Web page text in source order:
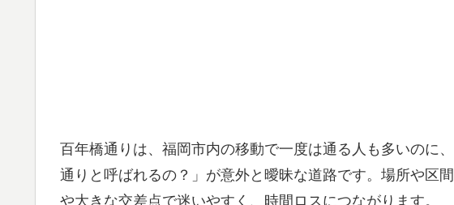
百年橋通りは、福岡市内の移動で一度は通る人も多いのに
通りと呼ばれるの？」が意外と曖昧な道路です。場所や区
や大きな交差点で迷いやすく、時間ロスにつながります。